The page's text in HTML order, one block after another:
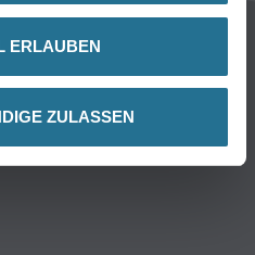
ERLAUBEN
ZULASSEN